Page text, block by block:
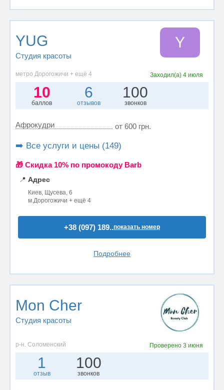
YUG
Студия красоты
Y
метро Дорогожичи + ещё 4 Заходил(а) 4 июля
10
баллов
6
отзывов
100
звонков
Афрокудри от 600 грн.
➡️ Все услуги и цены (149)
🎁 Cкидка 10% по промокоду Barb
📍 Адрес
Киев, Щусева, 6
м.Дорогожичи + ещё 4
+38 (097) 189..показать номер
Подробнее
Mon Cher
Студия красоты
р-н. Соломенский Проверено3 июня
1
отзыв
100
звонков